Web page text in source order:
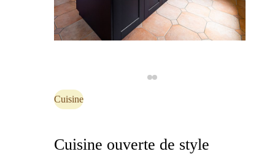
Cuisine
Cuisine ouverte de style